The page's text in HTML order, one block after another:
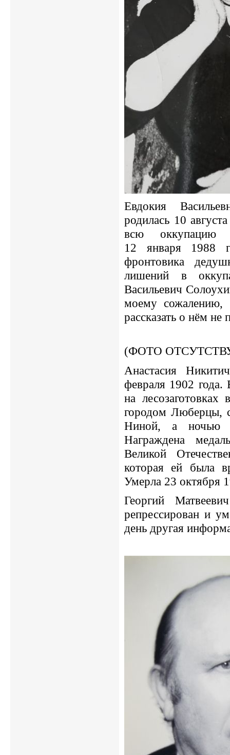
Евдокия
родилась 10
всю
12 января 1988
фронтовика
лишений в
Васильевич
моему сожалению,
рассказать о нём
(ФОТО
Анастасия
февраля 1902 года.
на
городом Люберцы,
Ниной, а ночью
Награждена
Великой
которая ей была
Умерла 23 октября
Георгий
репрессирован и
день другая